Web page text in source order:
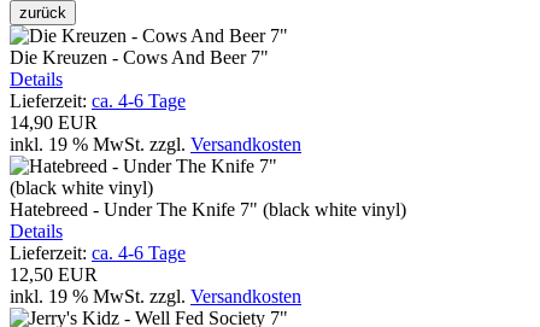
zurück
Die Kreuzen - Cows And Beer 7"
Details
Lieferzeit: ca. 4-6 Tage
14,90 EUR
inkl. 19 % MwSt. zzgl. Versandkosten
Hatebreed - Under The Knife 7" (black white vinyl)
Details
Lieferzeit: ca. 4-6 Tage
12,50 EUR
inkl. 19 % MwSt. zzgl. Versandkosten